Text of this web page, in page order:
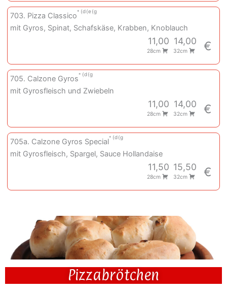
703. Pizza Classico
d e g
mit Gyros, Spinat, Schafskäse, Krabben, Knoblauch
11,00
28cm
14,00
32cm €
705. Calzone Gyros
d g
mit Gyrosfleisch und Zwiebeln
11,00
28cm
14,00
32cm €
705a. Calzone Gyros Special
d g
mit Gyrosfleisch, Spargel, Sauce Hollandaise
11,50
28cm
15,50
32cm €
Pizzabrötchen